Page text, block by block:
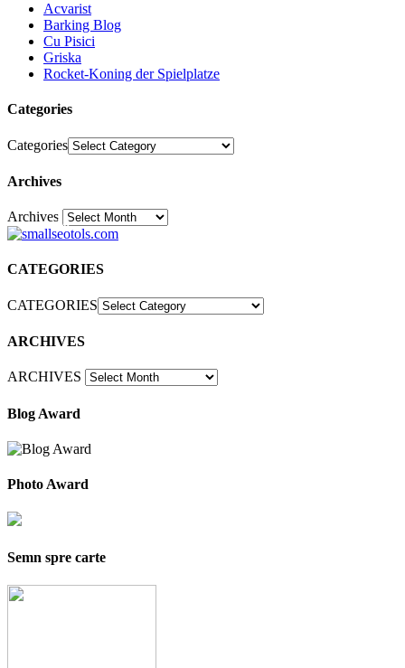
Acvarist
Barking Blog
Cu Pisici
Griska
Rocket-Koning der Spielplatze
Categories
Categories
Archives
Archives30
CATEGORIES
CATEGORIES
ARCHIVES
ARCHIVES
Blog Award
Photo Award
Semn spre carte